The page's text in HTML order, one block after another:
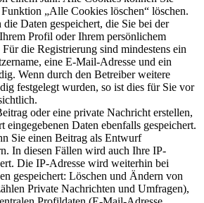
„Alle Cookies löschen“ löschen.
Daten gespeichert, die Sie bei der
Profil oder Ihrem persönlichem
die Registrierung sind mindestens ein
eine E-Mail-Adresse und ein
Wenn durch den Betreiber weitere
festgelegt wurden, so ist dies für Sie vor
oder eine private Nachricht erstellen,
eingegebenen Daten ebenfalls gespeichert.
Sie einen Beitrag als Entwurf
In diesen Fällen wird auch Ihre IP-
Die IP-Adresse wird weiterhin bei
gespeichert: Löschen und Ändern von
Private Nachrichten und Umfragen),